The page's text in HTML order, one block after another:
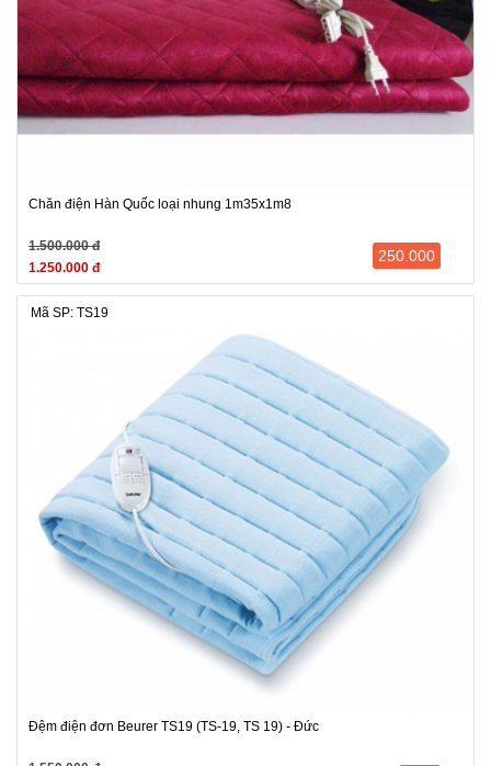
Chăn điện Hàn Quốc loại nhung 1m35x1m8
1.500.000 đ
1.250.000 đ
250.000
Mã SP: TS19
Đệm điện đơn Beurer TS19 (TS-19, TS 19) - Đức